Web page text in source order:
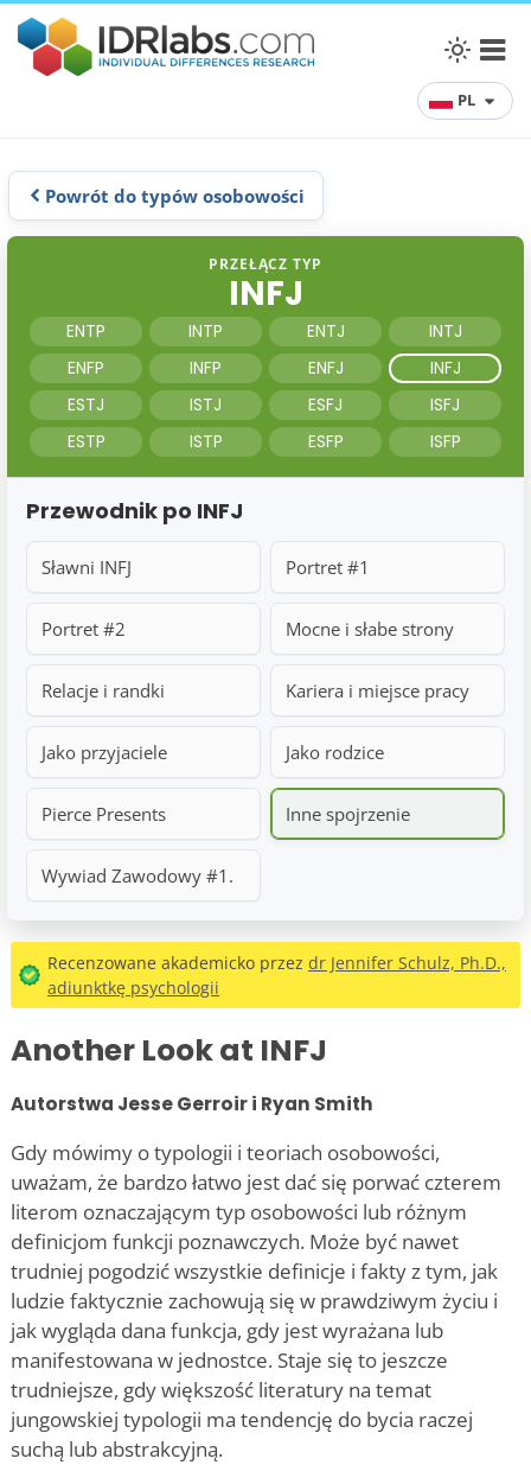
PL
Powrót do typów osobowości
PRZEŁĄCZ TYP
INFJ
ENTP INTP ENTJ
INTJ
ENFP
INFP ENFJ
INFJ
ESTJ
ISTJ ESFJ
ISFJ
ESTP
ISTP ESFP ISFP
Przewodnik po INFJ
Sławni INFJ Portret #1
Portret #2 Mocne i słabe strony
Relacje i randki Kariera i miejsce pracy
Jako przyjaciele Jako rodzice
Pierce Presents Inne spojrzenie
Wywiad Zawodowy #1.
Recenzowane akademicko przez dr Jennifer Schulz, Ph.D.,
adiunktkę psychologii
Another Look at INFJ
Autorstwa Jesse Gerroir i Ryan Smith
Gdy mówimy o typologii i teoriach osobowości,
uważam, że bardzo łatwo jest dać się porwać czterem
literom oznaczającym typ osobowości lub różnym
definicjom funkcji poznawczych. Może być nawet
trudniej pogodzić wszystkie definicje i fakty z tym, jak
ludzie faktycznie zachowują się w prawdziwym życiu i
jak wygląda dana funkcja, gdy jest wyrażana lub
manifestowana w jednostce. Staje się to jeszcze
trudniejsze, gdy większość literatury na temat
jungowskiej typologii ma tendencję do bycia raczej
suchą lub abstrakcyjną.